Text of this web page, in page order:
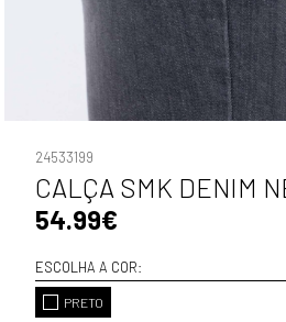
24533199
CALÇA SMK DENIM
54.99€
ESCOLHA A COR:
PRETO